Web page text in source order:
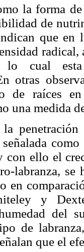
la forma
de
que en
radical,
lo cual
otras
de raíces
una medida
la
con ello el
labranza, se
en
y
del
de
que el